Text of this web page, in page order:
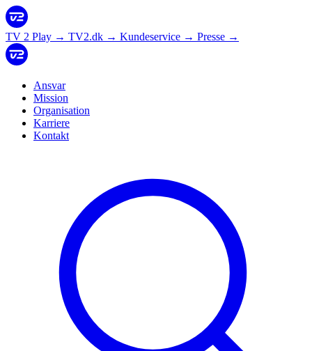
TV 2 Play → TV2.dk → Kundeservice → Presse →
Ansvar
Mission
Organisation
Karriere
Kontakt